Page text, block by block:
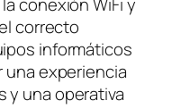
correcto
informáticos
una experiencia
y una operativa